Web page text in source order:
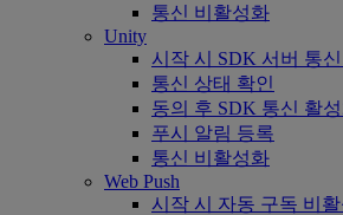
통신 비활성화
Unity
시작 시 SDK 서버 통
통신 상태 확인
동의 후 SDK 통신 활
푸시 알림 등록
통신 비활성화
Web Push
시작 시 자동 구독 비